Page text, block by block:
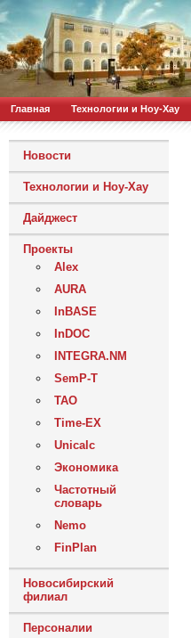
Главная Технологии и Ноу-Хау
Новости
Технологии и Ноу-Хау
Дайджест
Проекты
Alex
AURA
InBASE
InDOC
INTEGRA.NM
SemP-T
ТАО
Time-EX
Unicalc
Экономика
Частотный
словарь
Nemo
FinPlan
Новосибирский
филиал
Персоналии